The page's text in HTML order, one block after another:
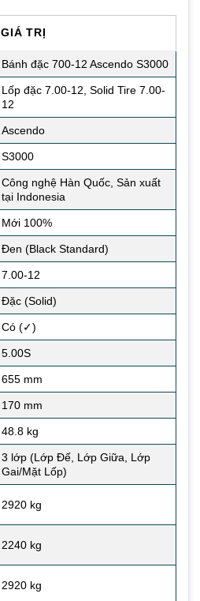
GIÁ TRỊ
Bánh đặc 700-12 Ascendo S3000
Lốp đặc 7.00-12, Solid Tire 7.00-
12
Ascendo
S3000
Công nghệ Hàn Quốc, Sản xuất
tại Indonesia
Mới 100%
Đen (Black Standard)
7.00-12
Đặc (Solid)
Có (✓)
5.00S
655 mm
170 mm
48.8 kg
3 lớp (Lớp Đế, Lớp Giữa, Lớp
Gai/Mặt Lốp)
2920 kg
2240 kg
2920 kg